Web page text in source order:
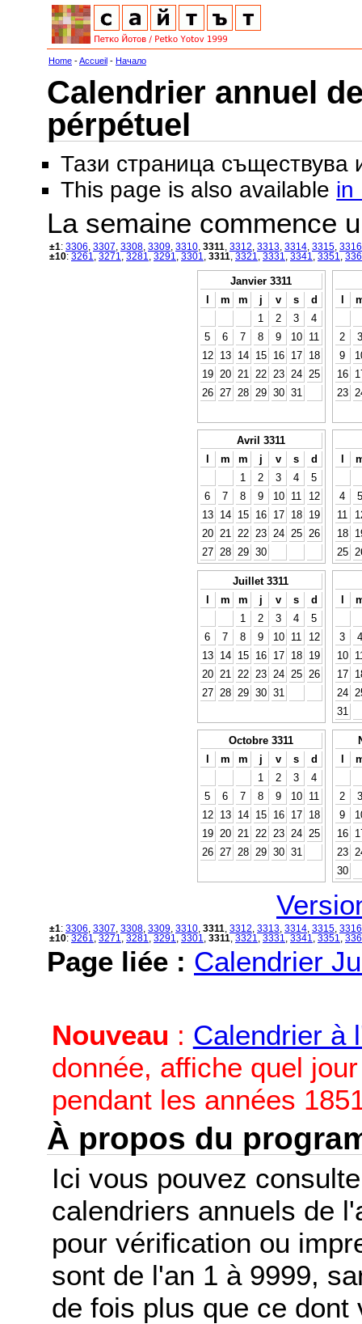
Home -Accueil - Начало
Calendrier annuel
pérpétuel
Тази страница съществува
This page is also available in
La semaine commence
±1: 3306 3307 3308 3309 3310 3311 3312 3313 3314 3315 3316
±10: 3261 3271 3281 3291 3301 3311 3321 3331 3341 3351
Janvier 3311
l
m m j v s
d
1
2 3
4
5
6 7 8 9 10
11
12
13 14 15 16 17
18
19
20 21 22 23 24
25
26
27 28 29 30 31
l
2
3
9
16
23
Avril 3311
l
m m j v s
d
1
2 3 4
5
6
7 8 9 10 11
12
13
14 15 16 17 18
19
20
21 22 23 24 25
26
27
28 29 30
l
4
5
11
18
25
Juillet 3311
l
m m j v s
d
1
2 3 4
5
6
7 8 9 10 11
12
13
14 15 16 17 18
19
20
21 22 23 24 25
26
27
28 29 30 31
l
3
4
10
17
24
31
Octobre 3311
l
m m j v s
d
1
2 3
4
5
6 7 8 9 10
11
12
13 14 15 16 17
18
19
20 21 22 23 24
25
26
27 28 29 30 31
l
2
3
9
16
23
30
±1: 3306 3307 3308 3309 3310 3311 3312 3313 3314 3315 3316
±10: 3261 3271 3281 3291 3301 3311 3321 3331 3341 3351
Page liée : Calendrier
Nouveau : Calendrier à
donnée, affiche quel
pendant les années
À propos du
Ici vous pouvez
calendriers annuels de
pour vérification ou
sont de l'an 1 à 9999,
de fois plus que ce dont